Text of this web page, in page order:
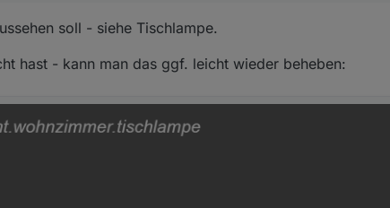
soll - siehe Tischlampe.
hast - kann man das ggf. leicht wieder beheben: